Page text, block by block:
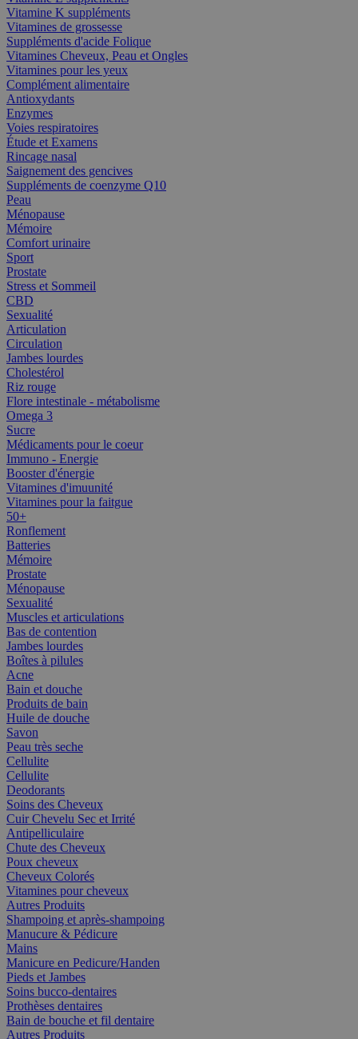
Vitamine K suppléments
Vitamines de grossesse
Suppléments d'acide Folique
Vitamines Cheveux, Peau et Ongles
Vitamines pour les yeux
Complément alimentaire
Antioxydants
Enzymes
Voies respiratoires
Étude et Examens
Rincage nasal
Saignement des gencives
Suppléments de coenzyme Q10
Peau
Ménopause
Mémoire
Comfort urinaire
Sport
Prostate
Stress et Sommeil
CBD
Sexualité
Articulation
Circulation
Jambes lourdes
Cholestérol
Riz rouge
Flore intestinale - métabolisme
Omega 3
Sucre
Médicaments pour le coeur
Immuno - Energie
Booster d'énergie
Vitamines d'imuunité
Vitamines pour la faitgue
50+
Ronflement
Batteries
Mémoire
Prostate
Ménopause
Sexualité
Muscles et articulations
Bas de contention
Jambes lourdes
Boîtes à pilules
Acne
Bain et douche
Produits de bain
Huile de douche
Savon
Peau très seche
Cellulite
Cellulite
Deodorants
Soins des Cheveux
Cuir Chevelu Sec et Irrité
Antipelliculaire
Chute des Cheveux
Poux cheveux
Cheveux Colorés
Vitamines pour cheveux
Autres Produits
Shampoing et après-shampoing
Manucure & Pédicure
Mains
Manicure en Pedicure/Handen
Pieds et Jambes
Soins bucco-dentaires
Prothèses dentaires
Bain de bouche et fil dentaire
Autres Produits